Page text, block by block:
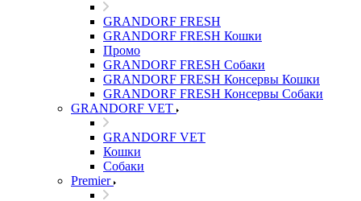
GRANDORF FRESH
GRANDORF FRESH Кошки
Промо
GRANDORF FRESH Собаки
GRANDORF FRESH Консервы Кошки
GRANDORF FRESH Консервы Собаки
GRANDORF VET
GRANDORF VET
Кошки
Собаки
Premier